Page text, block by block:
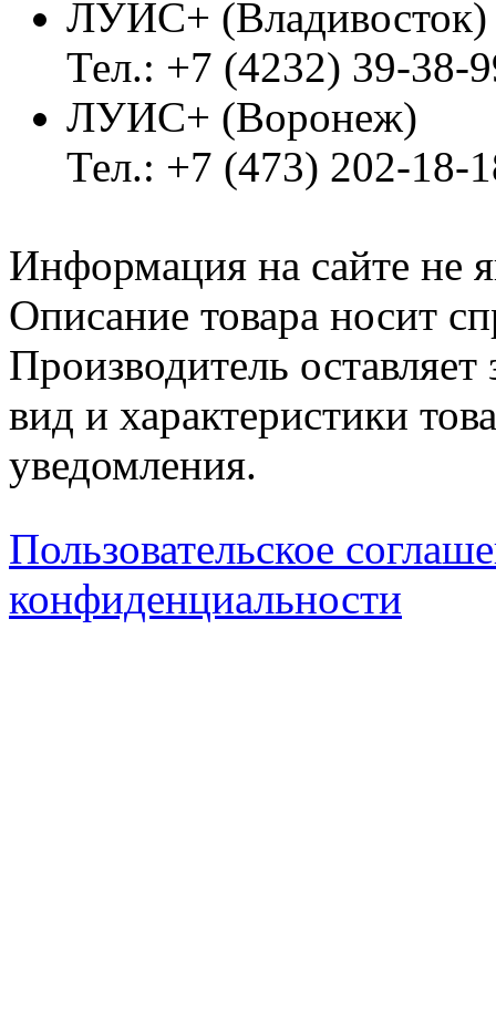
ЛУИС+
Тел.: +7 (4232) 39-38-
ЛУИС+ (Воронеж)
Тел.: +7 (473) 202-18-
Информация на сайте не
Описание товара носит
Производитель
вид и характеристики
уведомления.
Пользовательское
конфиденциальности